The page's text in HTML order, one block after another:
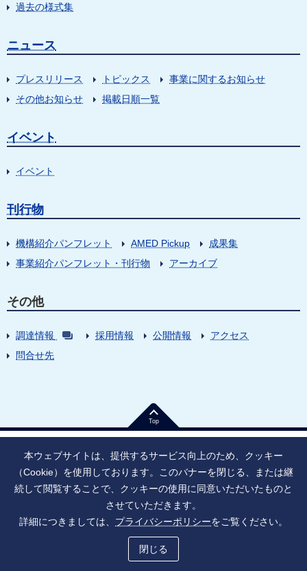
過去の様式集
ニュース
プレスリリース トピックス
事業に関するお知らせ
その他お知らせ
掲載日順一覧
イベント
イベント
刊行物
機構紹介パンフレット AMED Pickup
成果集
事業紹介パンフレット・刊行物
アーカイブ
その他
調達情報 採用情報 公開情報
アクセス
問合せ先
Top
法人番号：9010005023796 東京都千代田区大手町1丁目7番1号
寄附のお願い
ご利用上の注意
ソーシャル・ネットワーキング・サービス運用ポリシー
アクセシビリティ
Copyright © Japan Agency for Medical Research and Development, All Rights Reserved.
本ウェブサイトは、提供するサービス向上のため、クッキー
（Cookie）を使用しております。このバナーを閉じる、または継
続して閲覧することで、クッキーの使用に同意いただいたものと
させていただきます。
詳細につきましては、 プライバシーポリシーをご覧ください。
閉じる